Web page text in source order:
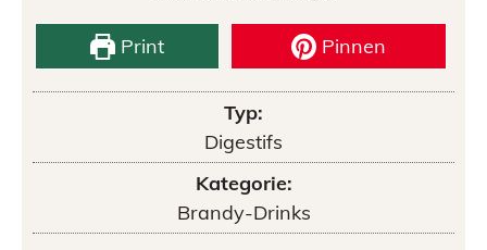
Print Pinnen
Typ:
Digestifs
Kategorie:
Brandy-Drinks